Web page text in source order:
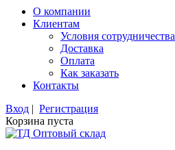
О компании
Клиентам
Условия сотрудничества
Доставка
Оплата
Как заказать
Контакты
Вход | Регистрация
Корзина пуста